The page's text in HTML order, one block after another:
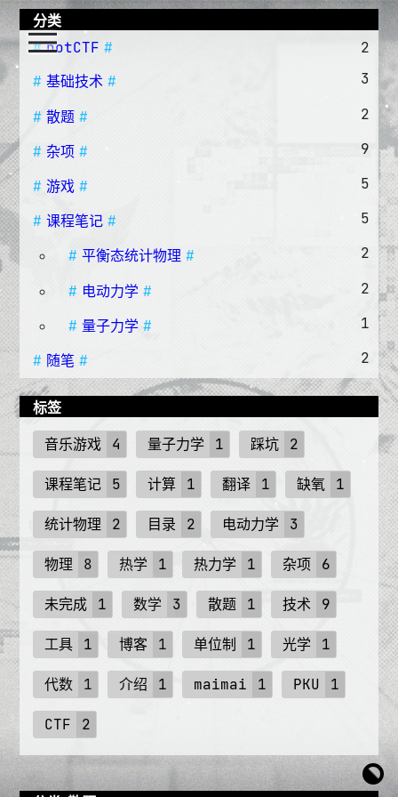
分类
notCTF
2
基础技术
3
散题 2
杂项 9
游戏 5
课程笔记 5
平衡态统计物理 2
电动力学 2
量子力学 1
随笔 2
标签
音乐游戏 4 量子力学 1 踩坑 2
课程笔记 5 计算 1 翻译 1 缺氧 1
统计物理 2 目录 2 电动力学 3
物理 8 热学 1 热力学 1 杂项 6
未完成 1 数学 3 散题 1 技术 9
工具 1 博客 1 单位制 1 光学 1
代数 1 介绍 1 maimai 1 PKU 1
CTF 2